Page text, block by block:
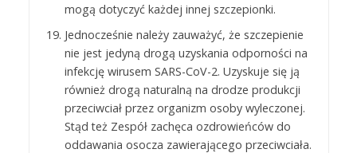
mogą dotyczyć każdej innej szczepionki.
Jednocześnie należy zauważyć, że szczepienie
nie jest jedyną drogą uzyskania odporności na
infekcję wirusem SARS-CoV-2. Uzyskuje się ją
również drogą naturalną na drodze produkcji
przeciwciał przez organizm osoby wyleczonej.
Stąd też Zespół zachęca ozdrowieńców do
oddawania osocza zawierającego przeciwciała.